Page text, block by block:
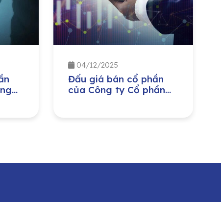
04/12/2025
Đấu giá bán cổ phần
của Công ty Cổ phần